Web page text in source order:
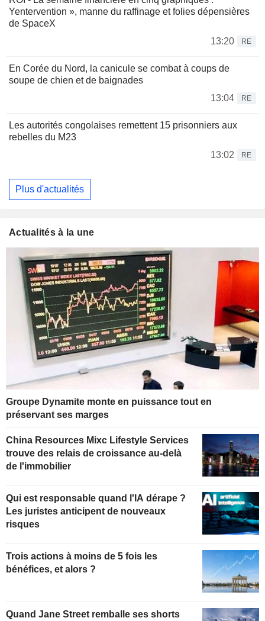
Yentervention », manne du raffinage et folies dépensières
de SpaceX
13:20
RE
En Corée du Nord, la canicule se combat à coups de
soupe de chien et de baignades
13:04
RE
Les autorités congolaises remettent 15 prisonniers aux
rebelles du M23
13:02
RE
Plus d'actualités
Actualités à la une
Groupe Dynamite monte en puissance tout en
préservant ses marges
China Resources Mixc Lifestyle Services
trouve des relais de croissance au-delà
de l'immobilier
Qui est responsable quand l'IA dérape ?
Les juristes anticipent de nouveaux
risques
Trois actions à moins de 5 fois les
bénéfices, et alors ?
Quand Jane Street remballe ses shorts